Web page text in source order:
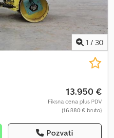
1 / 30
13.950 €
Fiksna cena plus PDV
(16.880 € bruto)
Pozvati